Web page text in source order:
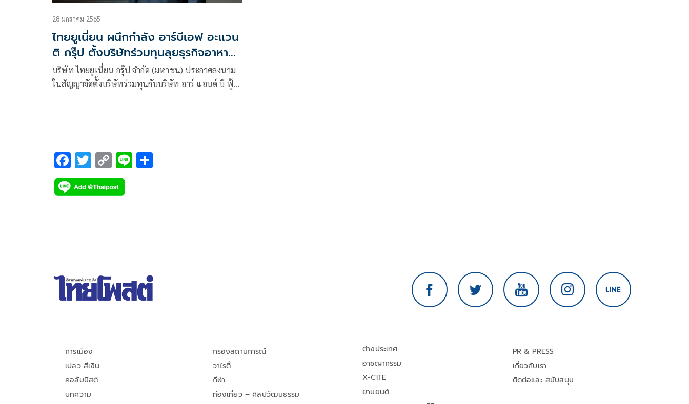
28 มกราคม 2565
ไทยยูเนี่ยน ผนึกกำลัง อาร์บีเอฟ อะแวน
ติ กรุ๊ป ตั้งบริษัทร่วมทุนลุยธุรกิจอาหาร
ในอินเดีย
บริษัท ไทยยูเนี่ยน กรุ๊ป จำกัด (มหาชน) ประกาศลงนาม
ในสัญญาจัดตั้งบริษัทร่วมทุนกับบริษัท อาร์ แอนด์ บี ฟู้ด
F
ac
e
T
wi
tt
C
o
p
Li
การเมือง
เปลว สีเงิน
คอลัมนิสต์
บทความ
กรองสถานการณ์
วาไรตี้
กีฬา
ท่องเที่ยว – ศิลปวัฒนธรรม
ต่างประเทศ
อาชญากรรม
X-CITE
ยานยนต์
PR & PRESS
เกี่ยวกับเรา
ติดต่อและ สนับสนุน